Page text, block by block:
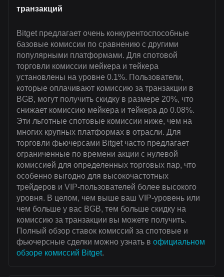
транзакций
Bitget предлагает очень конкурентоспособные
базовые комиссии по сравнению с другими
популярными платформами. Для спотовой
торговли комиссии мейкера и тейкера
установлены на уровне 0.1%. Пользователи,
которые оплачивают комиссию за транзакции в
BGB, могут получить скидку в размере 20%, что
снижает комиссию мейкера и тейкера до 0.08%.
Эти льготные спотовые комиссии ниже, чем на
многих крупных платформах в отрасли. Для
торговли фьючерсами Bitget часто предлагает
ограниченные по времени акции с нулевой
комиссией для определенных торговых пар, что
особенно выгодно для высокочастотных
трейдеров и VIP-пользователей более высокого
уровня. В целом, чем выше ваш VIP-уровень или
чем больше у вас BGB, тем больше скидку на
комиссию за транзакции вы можете получить.
Полный обзор ставок комиссий за спотовые и
фьючерсные сделки можно узнать в официальном
обзоре комиссий Bitget.